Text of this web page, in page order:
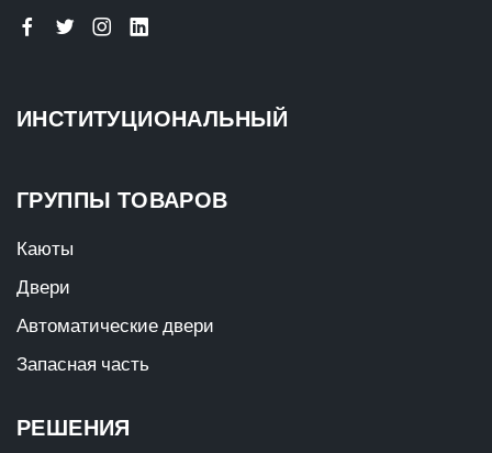
ИНСТИТУЦИОНАЛЬНЫЙ
ГРУППЫ ТОВАРОВ
Каюты
Двери
Автоматические двери
Запасная часть
РЕШЕНИЯ